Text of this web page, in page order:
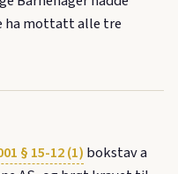
ha mottatt alle tre
§ 15-12 (1) bokstav a